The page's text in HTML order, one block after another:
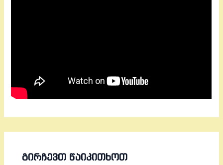
ᲒᲘᲠᲩᲔᲕᲗ ᲬᲐᲘᲙᲘᲗᲮᲝᲗ